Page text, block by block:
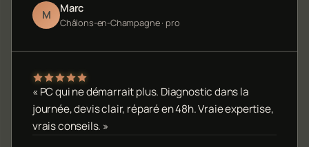
M Marc
Châlons-en-Champagne · pro
« PC qui ne démarrait plus. Diagnostic dans la
journée, devis clair, réparé en 48h. Vraie expertise,
vrais conseils. »